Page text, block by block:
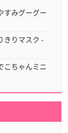
すみグーグー
きりマスク -
こちゃんミニ